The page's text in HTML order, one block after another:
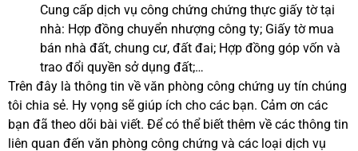
Cung cấp dịch vụ công chứng chứng thực giấy tờ tại
nhà: Hợp đồng chuyển nhượng công ty; Giấy tờ mua
bán nhà đất, chung cư, đất đai; Hợp đồng góp vốn và
trao đổi quyền sở dụng đất;…
Trên đây là thông tin về văn phòng công chứng uy tín chúng
tôi chia sẻ. Hy vọng sẽ giúp ích cho các bạn. Cảm ơn các
bạn đã theo dõi bài viết. Để có thể biết thêm về các thông tin
liên quan đến văn phòng công chứng và các loại dịch vụ